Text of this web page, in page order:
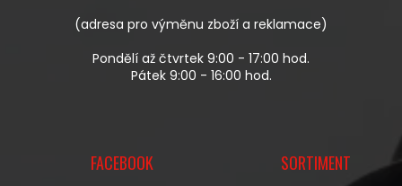
V
P
I
(adresa pro výměnu zboží a reklamace)
Pondělí až čtvrtek 9:00 - 17:00 hod.
Pátek 9:00 - 16:00 hod.
FACEBOOK SORTIMENT